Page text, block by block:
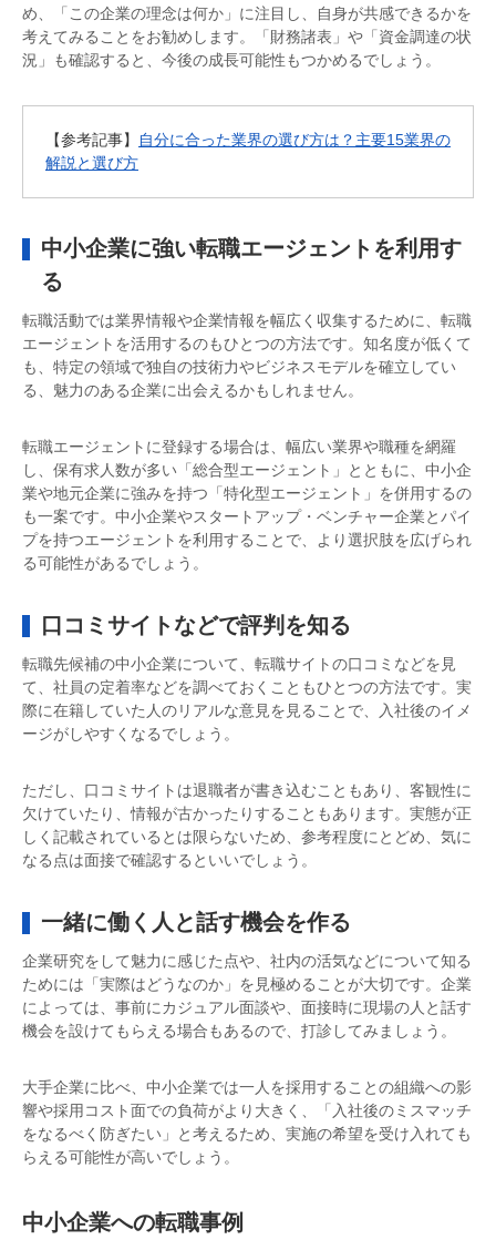
め、「この企業の理念は何か」に注目し、自身が共感できるかを
考えてみることをお勧めします。「財務諸表」や「資金調達の状
況」も確認すると、今後の成長可能性もつかめるでしょう。
【参考記事】
自分に合った業界の選び方は？主要15業界の
解説と選び方
中小企業に強い転職エージェントを利用す
る
転職活動では業界情報や企業情報を幅広く収集するために、転職
エージェントを活用するのもひとつの方法です。知名度が低くて
も、特定の領域で独自の技術力やビジネスモデルを確立してい
る、魅力のある企業に出会えるかもしれません。
転職エージェントに登録する場合は、幅広い業界や職種を網羅
し、保有求人数が多い「総合型エージェント」とともに、中小企
業や地元企業に強みを持つ「特化型エージェント」を併用するの
も一案です。中小企業やスタートアップ・ベンチャー企業とパイ
プを持つエージェントを利用することで、より選択肢を広げられ
る可能性があるでしょう。
口コミサイトなどで評判を知る
転職先候補の中小企業について、転職サイトの口コミなどを見
て、社員の定着率などを調べておくこともひとつの方法です。実
際に在籍していた人のリアルな意見を見ることで、入社後のイメ
ージがしやすくなるでしょう。
ただし、口コミサイトは退職者が書き込むこともあり、客観性に
欠けていたり、情報が古かったりすることもあります。実態が正
しく記載されているとは限らないため、参考程度にとどめ、気に
なる点は面接で確認するといいでしょう。
一緒に働く人と話す機会を作る
企業研究をして魅力に感じた点や、社内の活気などについて知る
ためには「実際はどうなのか」を見極めることが大切です。企業
によっては、事前にカジュアル面談や、面接時に現場の人と話す
機会を設けてもらえる場合もあるので、打診してみましょう。
大手企業に比べ、中小企業では一人を採用することの組織への影
響や採用コスト面での負荷がより大きく、「入社後のミスマッチ
をなるべく防ぎたい」と考えるため、実施の希望を受け入れても
らえる可能性が高いでしょう。
中小企業への転職事例